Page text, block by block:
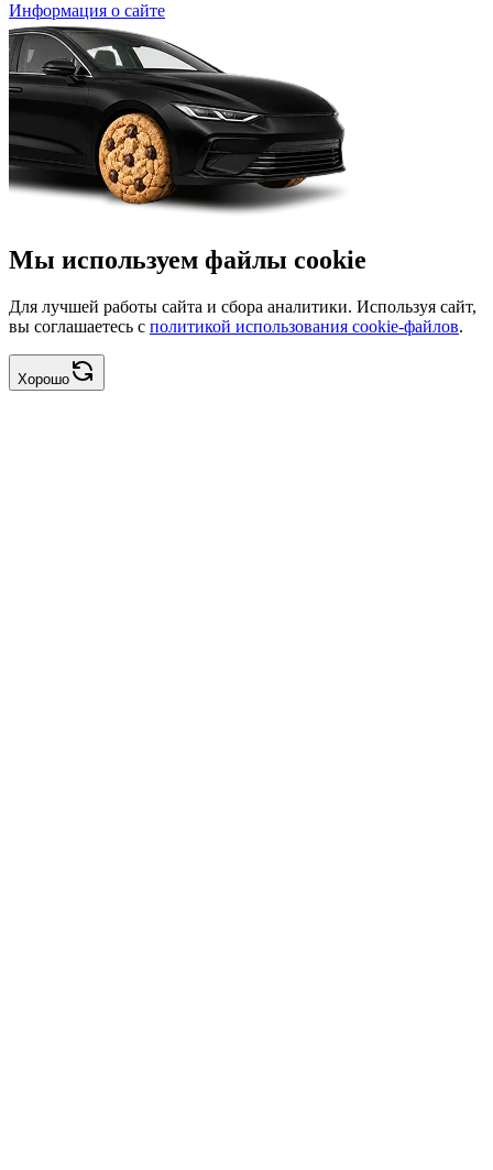
Информация о сайте
Мы используем файлы cookie
Для лучшей работы сайта и сбора аналитики. Используя сайт,
вы соглашаетесь с политикой использования cookie-файлов.
Хорошо